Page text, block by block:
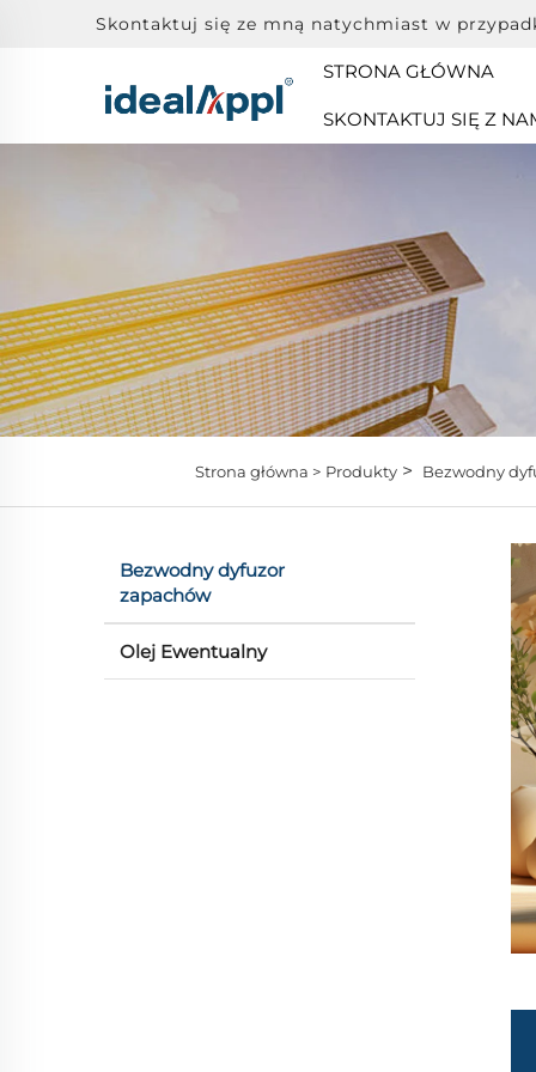
Skontaktuj się ze mną natychmiast w
STRONA GŁÓWNA
SKONTAKTUJ SIĘ Z
Strona główna > Produkty> Bezwodny
Bezwodny dyfuzor
zapachów
Olej Ewentualny